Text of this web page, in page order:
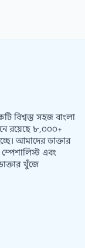
বিশ্বস্ত সহজ বাংলা
রয়েছে ৮,০০০+
আমাদের ডাক্তার
এবং
খুঁজে